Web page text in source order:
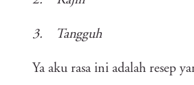
3. Tangguh
Ya aku rasa ini adalah resep